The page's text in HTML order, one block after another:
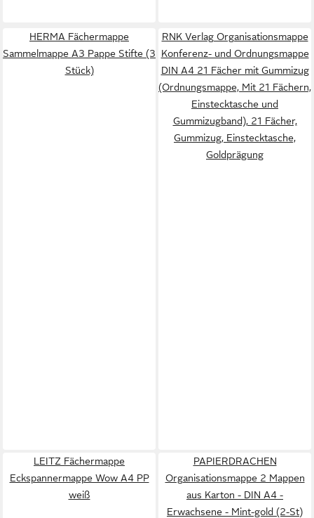
HERMA Fächermappe
Sammelmappe A3 Pappe Stifte (3
Stück)
RNK Verlag Organisationsmappe
Konferenz- und Ordnungsmappe
DIN A4 21 Fächer mit Gummizug
(Ordnungsmappe, Mit 21 Fächern,
Einstecktasche und
Gummizugband), 21 Fächer,
Gummizug, Einstecktasche,
Goldprägung
LEITZ Fächermappe
Eckspannermappe Wow A4 PP
weiß
PAPIERDRACHEN
Organisationsmappe 2 Mappen
aus Karton - DIN A4 -
Erwachsene - Mint-gold (2-St)